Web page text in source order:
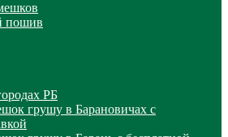
пошив
РБ
грушу в Барановичах с